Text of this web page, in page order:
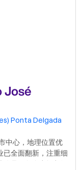
José
Ponta Delgada
中心，地理位置优
已全面翻新，注重细